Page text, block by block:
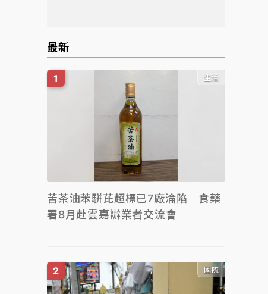
最新
生活
苦茶油苯駢芘超標已7廠淪陷 食藥
署8月赴雲嘉辦業者交流會
國際